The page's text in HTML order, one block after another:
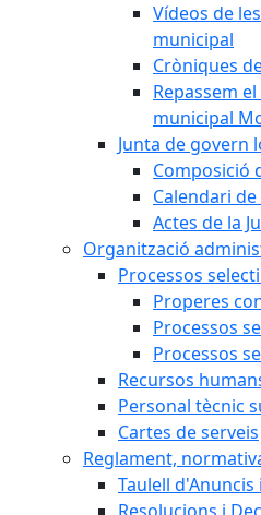
Vídeos de
municipal
Cròniques
Repassem
municipal
Junta de govern
Composició
Calendari
Actes de la
Organització
Processos
Properes
Processos
Processos
Recursos
Personal tècnic
Cartes de serveis
Reglament,
Taulell d'Anuncis